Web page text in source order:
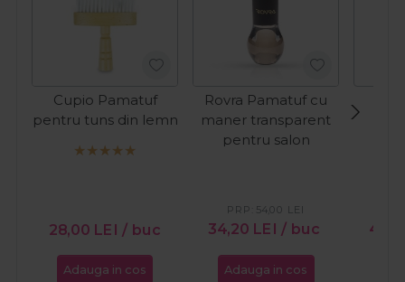
Cupio Pamatuf
pentru tuns din lemn
28,00 LEI / buc
Adauga in cos
Rovra Pamatuf cu
maner transparent
pentru salon
34,20 LEI / buc
PRP: 54,00 LEI
Adauga in cos